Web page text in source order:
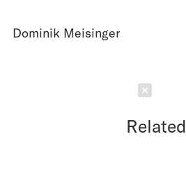
Dominik Meisinger
Related